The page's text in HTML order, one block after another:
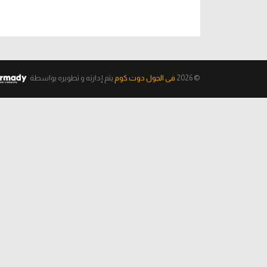
© 2026 فى الجول دوت كوم يتم إدارته و تطويره بواسطة